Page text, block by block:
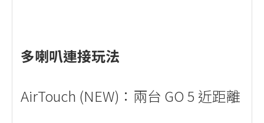
多喇叭連接玩法
AirTouch (NEW)：兩台 GO 5 近距離